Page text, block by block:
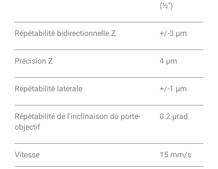
(½")
Répétabilité bidirectionnelle Z +/-3 µm
Précision Z 4 µm
Répétabilité latérale +/-1 µm
Répétabilité de l'inclinaison du porte-
objectif
0.2 μrad
Vitesse 15 mm/s